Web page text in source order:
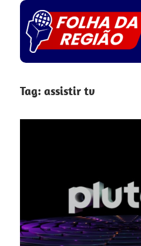
Skip
to
content
Folha
da
Tag: assistir tv